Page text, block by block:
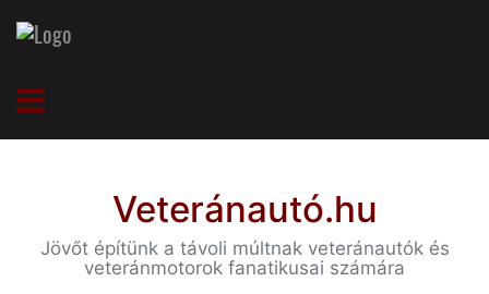
Veteránautó.hu
Jövőt építünk a távoli múltnak veteránautók és
veteránmotorok fanatikusai számára